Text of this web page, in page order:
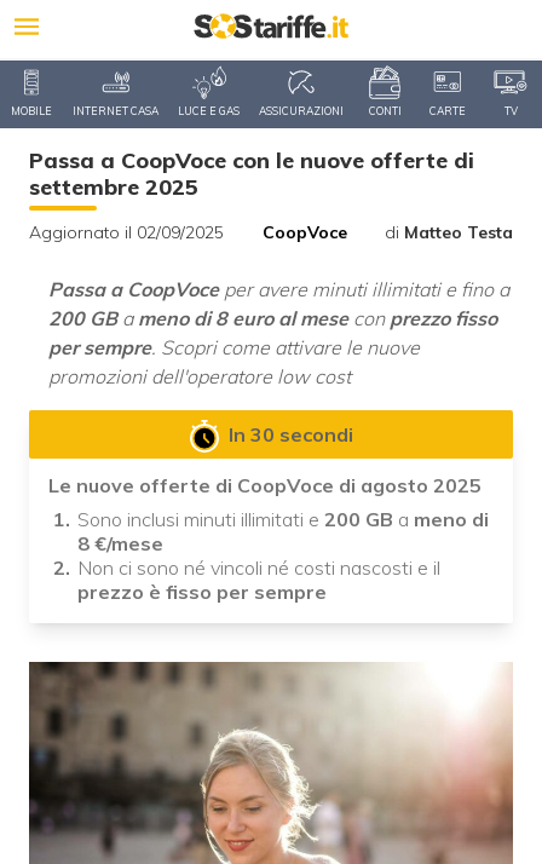
MOBILE INTERNET CASA LUCE E GAS ASSICURAZIONI CONTI CARTE TV
Passa a CoopVoce con le nuove offerte di
settembre 2025
Aggiornato il 02/09/2025 CoopVoce di Matteo Testa
Passa a CoopVoceper avere minuti illimitati e fino a
200 GBa meno di 8 euro al mesecon prezzo fisso
per sempre. Scopri come attivare le nuove
promozioni dell'operatore low cost
In 30 secondi
Le nuove offerte di CoopVoce di agosto 2025
Sono inclusi minuti illimitati e 200 GB a meno di
8 €/mese
Non ci sono né vincoli né costi nascosti e il
prezzo è fisso per sempre